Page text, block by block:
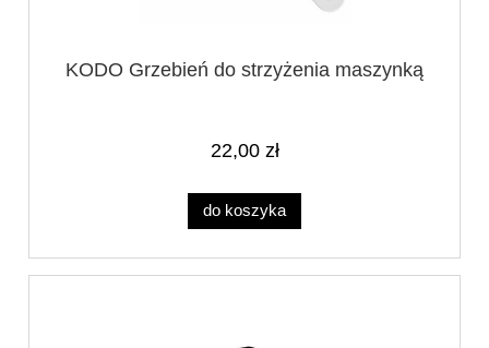
KODO Grzebień do strzyżenia maszynką
22,00 zł
do koszyka